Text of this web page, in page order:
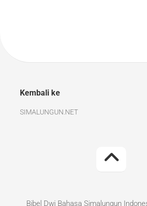
Kembali ke
SIMALUNGUN.NET
Bibel Dwi Bahasa Simalungun